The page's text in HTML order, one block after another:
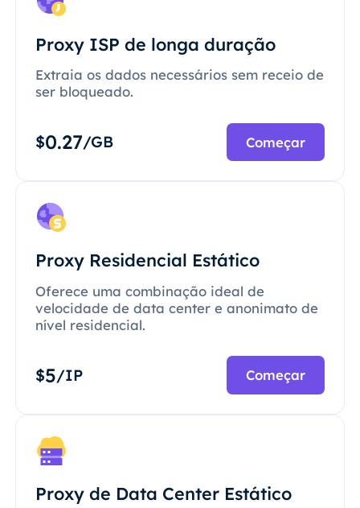
Proxy ISP de longa duração
Extraia os dados necessários sem receio de
ser bloqueado.
$0.27/GB Começar
Proxy Residencial Estático
Oferece uma combinação ideal de
velocidade de data center e anonimato de
nível residencial.
$5/IP Começar
Proxy de Data Center Estático